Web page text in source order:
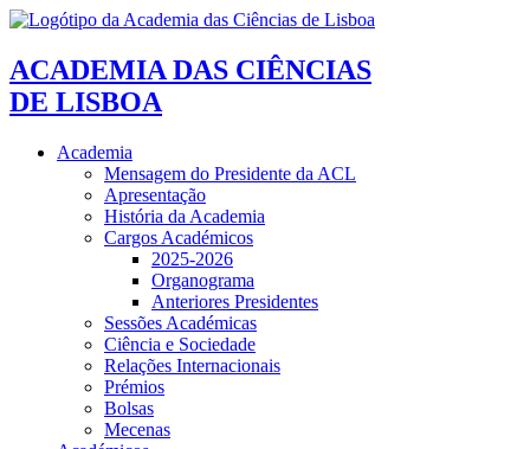
ACADEMIA DAS CIÊNCIAS
DE LISBOA
Academia
Mensagem do Presidente da ACL
Apresentação
História da Academia
Cargos Académicos
2025-2026
Organograma
Anteriores Presidentes
Sessões Académicas
Ciência e Sociedade
Relações Internacionais
Prémios
Bolsas
Mecenas